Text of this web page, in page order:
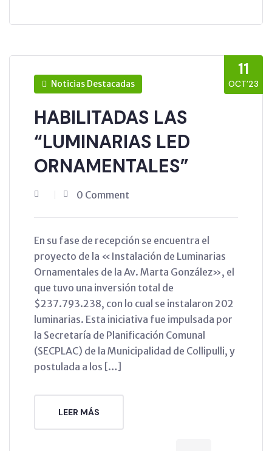
11
OCT’23
Noticias Destacadas
HABILITADAS LAS
“LUMINARIAS LED
ORNAMENTALES”
0 Comment
En su fase de recepción se encuentra el
proyecto de la «Instalación de Luminarias
Ornamentales de la Av. Marta González», el
que tuvo una inversión total de
$237.793.238, con lo cual se instalaron 202
luminarias. Esta iniciativa fue impulsada por
la Secretaría de Planificación Comunal
(SECPLAC) de la Municipalidad de Collipulli, y
postulada a los […]
LEER MÁS